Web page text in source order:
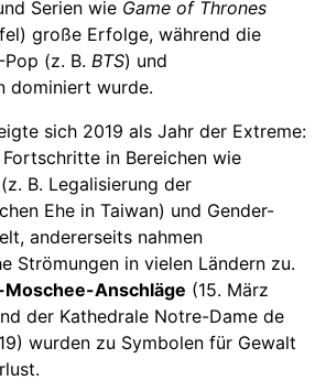
Serien wie Game of Thrones
große Erfolge, während die
(z. B. BTS) und
dominiert wurde.
sich 2019 als Jahr der Extreme:
in Bereichen wie
B. Legalisierung der
Ehe in Taiwan) und Gender-
andererseits nahmen
Strömungen in vielen Ländern zu.
Anschläge (15. März
der Kathedrale Notre-Dame de
wurden zu Symbolen für Gewalt